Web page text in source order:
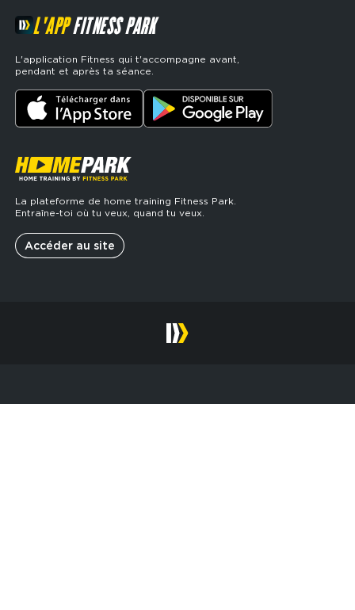
L'APPFITNESS PARK
L'application Fitness qui t'accompagne avant,
pendant et après ta séance.
La plateforme de home training Fitness Park.
Entraîne-toi où tu veux, quand tu veux.
Accéder au site